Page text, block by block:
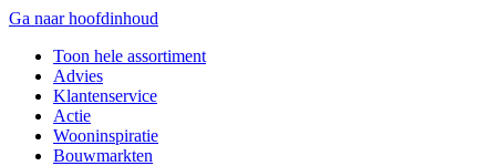
Ga naar hoofdinhoud
Toon hele assortiment
Advies
Klantenservice
Actie
Wooninspiratie
Bouwmarkten